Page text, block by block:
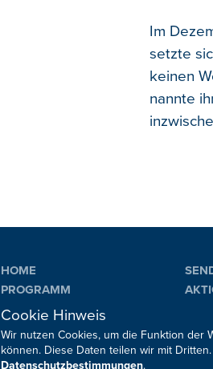
Im
setzte
keinen
nannte
HOME
PROGRAMM
PLAYLIST
Cookie Hinweis
Wir nutzen Cookies, um die Funktion der
können. Diese Daten teilen wir mit
Datenschutzbestimmungen.